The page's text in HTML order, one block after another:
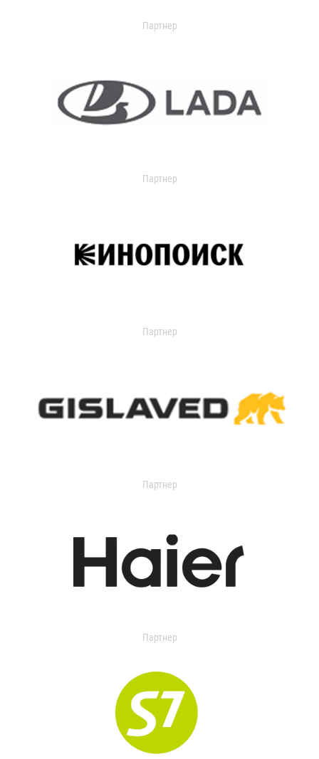
Партнер
Партнер
Партнер
Партнер
Партнер